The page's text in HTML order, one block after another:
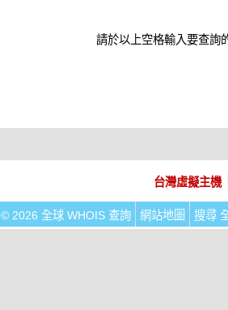
請於以上空格輸入要查詢
台灣虛擬主機
© 2026 全球 WHOIS 查詢 網站地圖 搜尋